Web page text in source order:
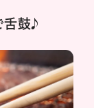
舌鼓♪